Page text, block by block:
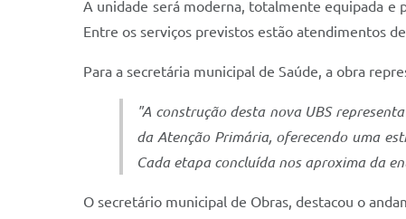
A unidade será moderna, totalmente equipada e
Entre os serviços previstos estão atendimentos
Para a secretária municipal de Saúde, a obra
"A construção desta nova UBS
da Atenção Primária, oferecendo uma
Cada etapa concluída nos aproxima da
O secretário municipal de Obras, destacou o